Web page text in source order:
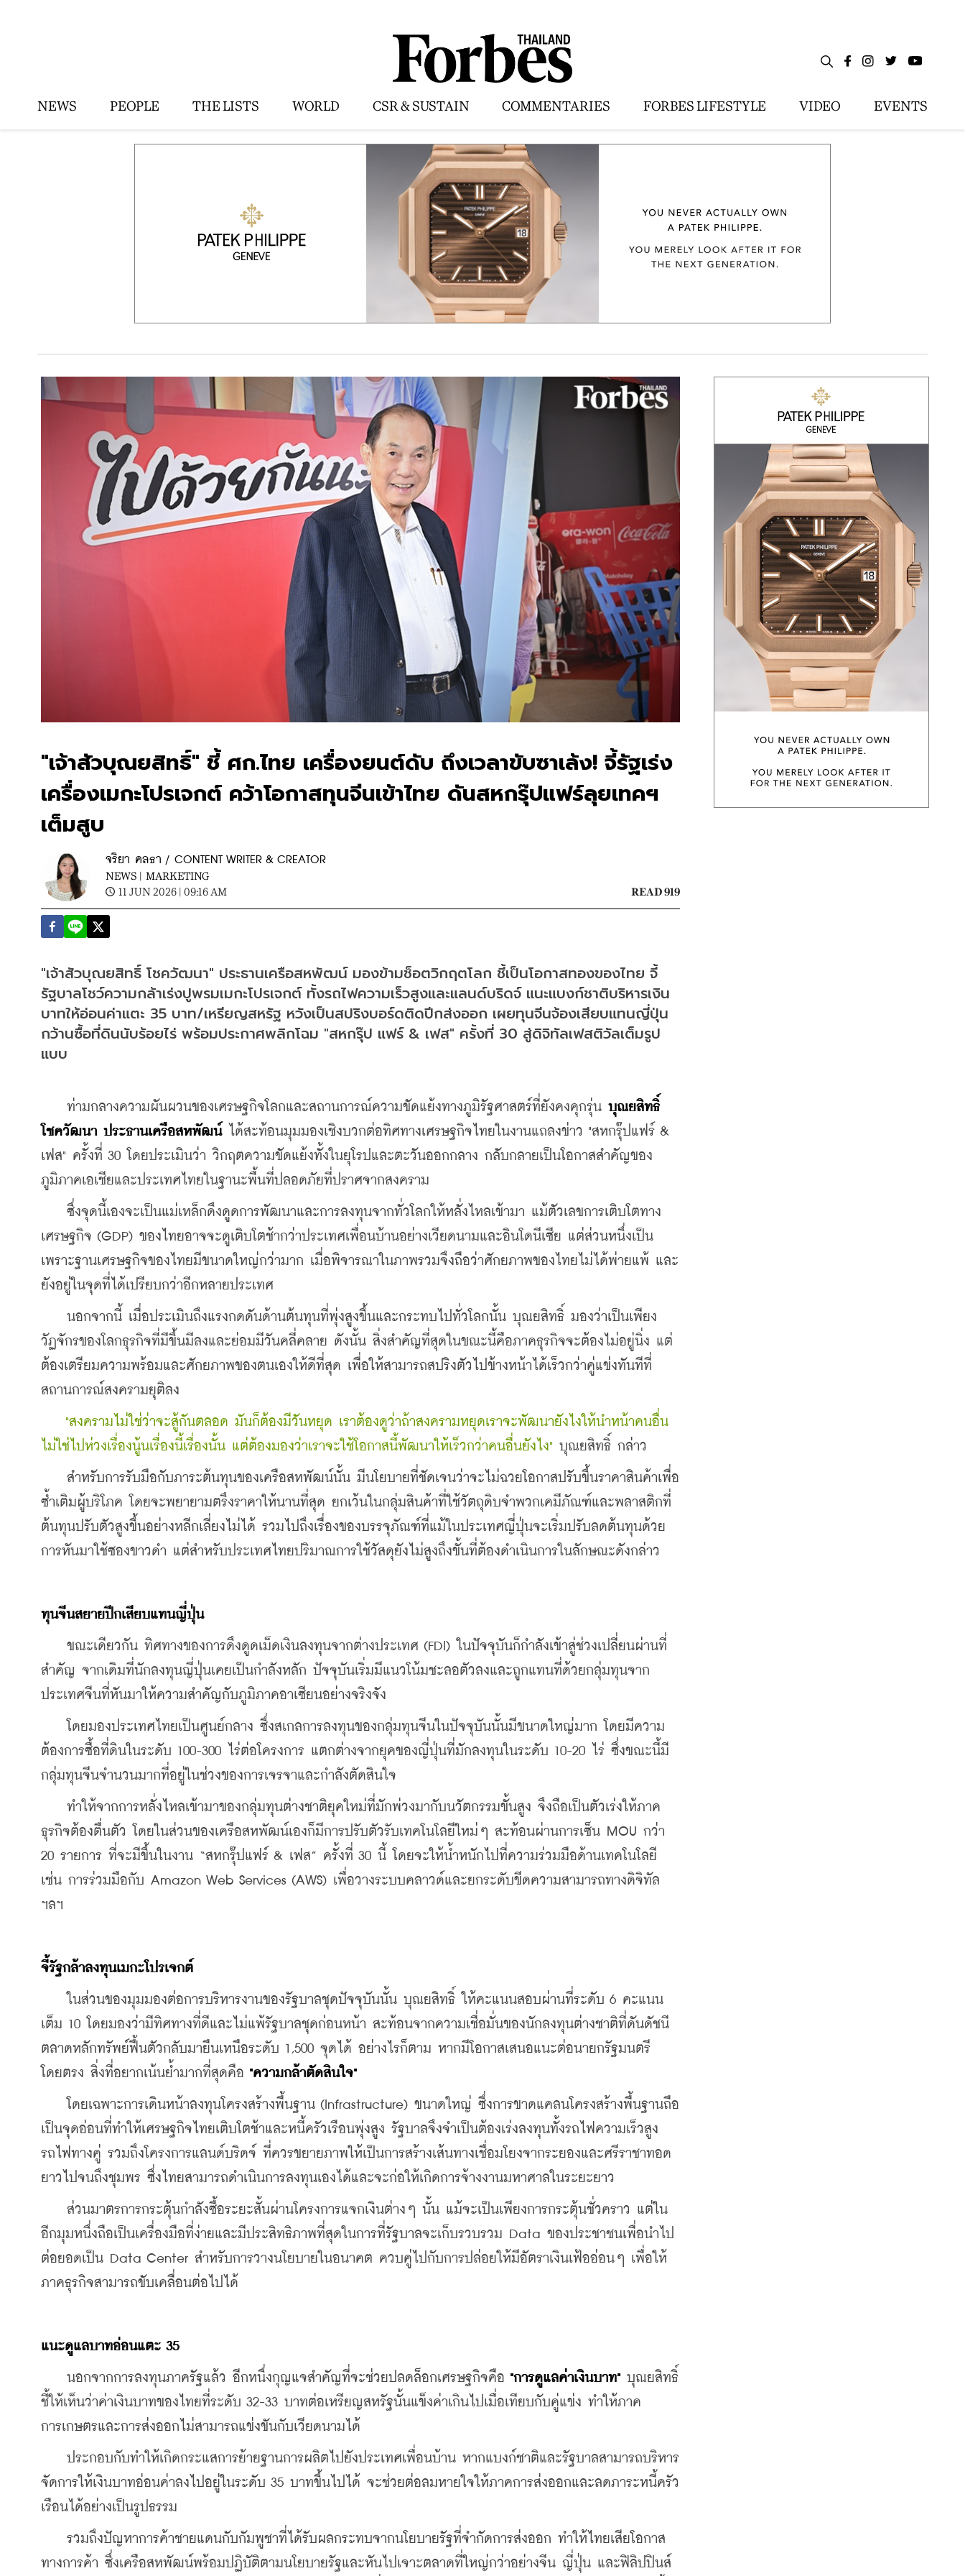
NEWS PEOPLE THE LISTS WORLD CSR & SUSTAIN COMMENTARIES FORBES LIFESTYLE VIDEO EVENTS
"เจ้าสัวบุณยสิทธิ์" ชี้ ศก.ไทย เครื่องยนต์ดับ ถึงเวลาขับซาเล้ง! จี้รัฐเร่ง
เครื่องเมกะโปรเจกต์ คว้าโอกาสทุนจีนเข้าไทย ดันสหกรุ๊ปแฟร์ลุยเทคฯ
เต็มสูบ
จริยา คลธา / CONTENT WRITER & CREATOR
NEWS | MARKETING
11 JUN 2026 | 09:16 AM
READ 919
"เจ้าสัวบุณยสิทธิ์ โชควัฒนา" ประธานเครือสหพัฒน์ มองข้ามช็อตวิกฤตโลก ชี้เป็นโอกาสทองของไทย จี้
รัฐบาลโชว์ความกล้าเร่งปูพรมเมกะโปรเจกต์ ทั้งรถไฟความเร็วสูงและแลนด์บริดจ์ แนะแบงก์ชาติบริหารเงิน
บาทให้อ่อนค่าแตะ 35 บาท/เหรียญสหรัฐ หวังเป็นสปริงบอร์ดติดปีกส่งออก เผยทุนจีนจ้องเสียบแทนญี่ปุ่น
กว้านซื้อที่ดินนับร้อยไร่ พร้อมประกาศพลิกโฉม "สหกรุ๊ป แฟร์ & เฟส" ครั้งที่ 30 สู่ดิจิทัลเฟสติวัลเต็มรูป
แบบ
ท่ามกลางความผันผวนของเศรษฐกิจโลกและสถานการณ์ความขัดแย้งทางภูมิรัฐศาสตร์ที่ยังคงคุกรุ่น บุณยสิทธิ์
โชควัฒนา ประธานเครือสหพัฒน์ ได้สะท้อนมุมมองเชิงบวกต่อทิศทางเศรษฐกิจไทยในงานแถลงข่าว "สหกรุ๊ปแฟร์ &
เฟส" ครั้งที่ 30 โดยประเมินว่า วิกฤตความขัดแย้งทั้งในยุโรปและตะวันออกกลาง กลับกลายเป็นโอกาสสำคัญของ
ภูมิภาคเอเชียและประเทศไทยในฐานะพื้นที่ปลอดภัยที่ปราศจากสงคราม
ซึ่งจุดนี้เองจะเป็นแม่เหล็กดึงดูดการพัฒนาและการลงทุนจากทั่วโลกให้หลั่งไหลเข้ามา แม้ตัวเลขการเติบโตทาง
เศรษฐกิจ (GDP) ของไทยอาจจะดูเติบโตช้ากว่าประเทศเพื่อนบ้านอย่างเวียดนามและอินโดนีเซีย แต่ส่วนหนึ่งเป็น
เพราะฐานเศรษฐกิจของไทยมีขนาดใหญ่กว่ามาก เมื่อพิจารณาในภาพรวมจึงถือว่าศักยภาพของไทยไม่ได้พ่ายแพ้ และ
ยังอยู่ในจุดที่ได้เปรียบกว่าอีกหลายประเทศ
นอกจากนี้ เมื่อประเมินถึงแรงกดดันด้านต้นทุนที่พุ่งสูงขึ้นและกระทบไปทั่วโลกนั้น บุณยสิทธิ์ มองว่าเป็นเพียง
วัฏจักรของโลกธุรกิจที่มีขึ้นมีลงและย่อมมีวันคลี่คลาย ดังนั้น สิ่งสำคัญที่สุดในขณะนี้คือภาคธุรกิจจะต้องไม่อยู่นิ่ง แต่
ต้องเตรียมความพร้อมและศักยภาพของตนเองให้ดีที่สุด เพื่อให้สามารถสปริงตัวไปข้างหน้าได้เร็วกว่าคู่แข่งทันทีที่
สถานการณ์สงครามยุติลง
"สงครามไม่ใช่ว่าจะสู้กันตลอด มันก็ต้องมีวันหยุด เราต้องดูว่าถ้าสงครามหยุดเราจะพัฒนายังไงให้นำหน้าคนอื่น
ไม่ใช่ไปห่วงเรื่องนู้นเรื่องนี้เรื่องนั้น แต่ต้องมองว่าเราจะใช้โอกาสนี้พัฒนาให้เร็วกว่าคนอื่นยังไง" บุณยสิทธิ์ กล่าว
สำหรับการรับมือกับภาระต้นทุนของเครือสหพัฒน์นั้น มีนโยบายที่ชัดเจนว่าจะไม่ฉวยโอกาสปรับขึ้นราคาสินค้าเพื่อ
ซ้ำเติมผู้บริโภค โดยจะพยายามตรึงราคาให้นานที่สุด ยกเว้นในกลุ่มสินค้าที่ใช้วัตถุดิบจำพวกเคมีภัณฑ์และพลาสติกที่
ต้นทุนปรับตัวสูงขึ้นอย่างหลีกเลี่ยงไม่ได้ รวมไปถึงเรื่องของบรรจุภัณฑ์ที่แม้ในประเทศญี่ปุ่นจะเริ่มปรับลดต้นทุนด้วย
การหันมาใช้ซองขาวดำ แต่สำหรับประเทศไทยปริมาณการใช้วัสดุยังไม่สูงถึงขั้นที่ต้องดำเนินการในลักษณะดังกล่าว
ทุนจีนสยายปีกเสียบแทนญี่ปุ่น
ขณะเดียวกัน ทิศทางของการดึงดูดเม็ดเงินลงทุนจากต่างประเทศ (FDI) ในปัจจุบันก็กำลังเข้าสู่ช่วงเปลี่ยนผ่านที่
สำคัญ จากเดิมที่นักลงทุนญี่ปุ่นเคยเป็นกำลังหลัก ปัจจุบันเริ่มมีแนวโน้มชะลอตัวลงและถูกแทนที่ด้วยกลุ่มทุนจาก
ประเทศจีนที่หันมาให้ความสำคัญกับภูมิภาคอาเซียนอย่างจริงจัง
โดยมองประเทศไทยเป็นศูนย์กลาง ซึ่งสเกลการลงทุนของกลุ่มทุนจีนในปัจจุบันนั้นมีขนาดใหญ่มาก โดยมีความ
ต้องการซื้อที่ดินในระดับ 100-300 ไร่ต่อโครงการ แตกต่างจากยุคของญี่ปุ่นที่มักลงทุนในระดับ 10-20 ไร่ ซึ่งขณะนี้มี
กลุ่มทุนจีนจำนวนมากที่อยู่ในช่วงของการเจรจาและกำลังตัดสินใจ
ทำให้จากการหลั่งไหลเข้ามาของกลุ่มทุนต่างชาติยุคใหม่ที่มักพ่วงมากับนวัตกรรมขั้นสูง จึงถือเป็นตัวเร่งให้ภาค
ธุรกิจต้องตื่นตัว โดยในส่วนของเครือสหพัฒน์เองก็มีการปรับตัวรับเทคโนโลยีใหม่ๆ สะท้อนผ่านการเซ็น MOU กว่า
20 รายการ ที่จะมีขึ้นในงาน “สหกรุ๊ปแฟร์ & เฟส” ครั้งที่ 30 นี้ โดยจะให้น้ำหนักไปที่ความร่วมมือด้านเทคโนโลยี
เช่น การร่วมมือกับ Amazon Web Services (AWS) เพื่อวางระบบคลาวด์และยกระดับขีดความสามารถทางดิจิทัล
ฯลฯ
จี้รัฐกล้าลงทุนเมกะโปรเจกต์
ในส่วนของมุมมองต่อการบริหารงานของรัฐบาลชุดปัจจุบันนั้น บุณยสิทธิ์ ให้คะแนนสอบผ่านที่ระดับ 6 คะแนน
เต็ม 10 โดยมองว่ามีทิศทางที่ดีและไม่แพ้รัฐบาลชุดก่อนหน้า สะท้อนจากความเชื่อมั่นของนักลงทุนต่างชาติที่ดันดัชนี
ตลาดหลักทรัพย์ฟื้นตัวกลับมายืนเหนือระดับ 1,500 จุดได้ อย่างไรก็ตาม หากมีโอกาสเสนอแนะต่อนายกรัฐมนตรี
โดยตรง สิ่งที่อยากเน้นย้ำมากที่สุดคือ "ความกล้าตัดสินใจ"
โดยเฉพาะการเดินหน้าลงทุนโครงสร้างพื้นฐาน (Infrastructure) ขนาดใหญ่ ซึ่งการขาดแคลนโครงสร้างพื้นฐานถือ
เป็นจุดอ่อนที่ทำให้เศรษฐกิจไทยเติบโตช้าและหนี้ครัวเรือนพุ่งสูง รัฐบาลจึงจำเป็นต้องเร่งลงทุนทั้งรถไฟความเร็วสูง
รถไฟทางคู่ รวมถึงโครงการแลนด์บริดจ์ ที่ควรขยายภาพให้เป็นการสร้างเส้นทางเชื่อมโยงจากระยองและศรีราชาทอด
ยาวไปจนถึงชุมพร ซึ่งไทยสามารถดำเนินการลงทุนเองได้และจะก่อให้เกิดการจ้างงานมหาศาลในระยะยาว
ส่วนมาตรการกระตุ้นกำลังซื้อระยะสั้นผ่านโครงการแจกเงินต่างๆ นั้น แม้จะเป็นเพียงการกระตุ้นชั่วคราว แต่ใน
อีกมุมหนึ่งถือเป็นเครื่องมือที่ง่ายและมีประสิทธิภาพที่สุดในการที่รัฐบาลจะเก็บรวบรวม Data ของประชาชนเพื่อนำไป
ต่อยอดเป็น Data Center สำหรับการวางนโยบายในอนาคต ควบคู่ไปกับการปล่อยให้มีอัตราเงินเฟ้ออ่อนๆ เพื่อให้
ภาคธุรกิจสามารถขับเคลื่อนต่อไปได้
แนะดูแลบาทอ่อนแตะ 35
นอกจากการลงทุนภาครัฐแล้ว อีกหนึ่งกุญแจสำคัญที่จะช่วยปลดล็อกเศรษฐกิจคือ "การดูแลค่าเงินบาท" บุณยสิทธิ์
ชี้ให้เห็นว่าค่าเงินบาทของไทยที่ระดับ 32-33 บาทต่อเหรียญสหรัฐนั้นแข็งค่าเกินไปเมื่อเทียบกับคู่แข่ง ทำให้ภาค
การเกษตรและการส่งออกไม่สามารถแข่งขันกับเวียดนามได้
ประกอบกับทำให้เกิดกระแสการย้ายฐานการผลิตไปยังประเทศเพื่อนบ้าน หากแบงก์ชาติและรัฐบาลสามารถบริหาร
จัดการให้เงินบาทอ่อนค่าลงไปอยู่ในระดับ 35 บาทขึ้นไปได้ จะช่วยต่อลมหายใจให้ภาคการส่งออกและลดภาระหนี้ครัว
เรือนได้อย่างเป็นรูปธรรม
รวมถึงปัญหาการค้าชายแดนกับกัมพูชาที่ได้รับผลกระทบจากนโยบายรัฐที่จำกัดการส่งออก ทำให้ไทยเสียโอกาส
ทางการค้า ซึ่งเครือสหพัฒน์พร้อมปฏิบัติตามนโยบายรัฐและหันไปเจาะตลาดที่ใหญ่กว่าอย่างจีน ญี่ปุ่น และฟิลิปปินส์